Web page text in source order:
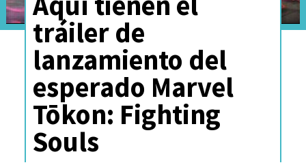
tráiler de
lanzamiento del
esperado Marvel
Tōkon: Fighting
Souls